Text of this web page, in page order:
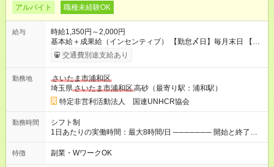
アルバイト 職種未経験OK
給与
時給1,350円～2,000円
基本給＋成果給（インセンティブ） 【勤怠〆日】毎月末日 【給
与支払】翌月15日 下記はモデルの月収例です。詳細は面接でご
案内します。 ────── モデル月収 ────── 【週3日／月12日
万(時給1400円～) 【週4日／月16日勤務の場合】 1年目:月収
20.5万(時給1350円～) 2年目:月収25.6万(時給1400円～) 【週5日
／月22日勤務の場合】 1年目:月収28.1万(時給1350円～) 2年目:
月収35.0万(時給1400円～) ※上記は1日8時間換算、成果給を加
算した目安金額です 【試用期間】試用期間あり 試用期間の長
さ：1ヶ月 雇用形態、給与は本採用時と同じです。 初回は1か月
交通費別途支給あり
勤務地
さいたま市浦和区
埼玉県さいたま市浦和区高砂（最寄り駅：浦和駅）
特定非営利活動法人 国連UNHCR協会
勤務時間
シフト制
1日あたりの実働時間：最大8時間/日 ─────── 開始と終了時
間 ─────── 8:00～21:00の中でシフト制 ※1日あたりの所定
労働時間：8時間 ※実働8時間（休憩60分） ※活動場所により開
特徴 副業・WワークOK